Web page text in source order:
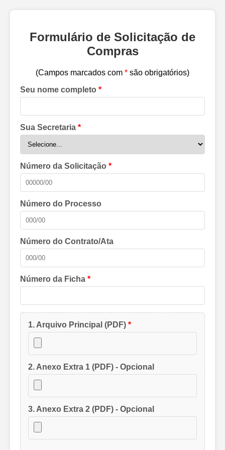
Formulário de Solicitação de
Compras
(Campos marcados com * são obrigatórios)
Seu nome completo *
Sua Secretaria *
Número da Solicitação *
Número do Processo
Número do Contrato/Ata
Número da Ficha *
1. Arquivo Principal (PDF) *
2. Anexo Extra 1 (PDF) - Opcional
3. Anexo Extra 2 (PDF) - Opcional